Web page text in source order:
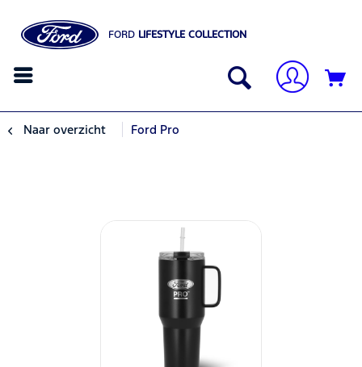
FORD LIFESTYLE COLLECTION
Naar overzicht Ford Pro